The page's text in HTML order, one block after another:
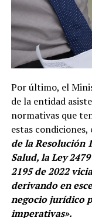
Por último, el
de la entidad
normativas que
estas
de la Resolución
Salud, la Ley
2195 de 2022
derivando en
negocio jurídico
imperativas».